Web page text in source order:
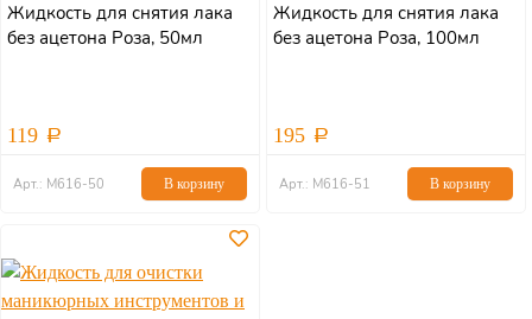
Жидкость для снятия лака
без ацетона Роза, 50мл
119
Арт.: М616-50 В корзину
Жидкость для снятия лака
без ацетона Роза, 100мл
195
Арт.: М616-51 В корзину